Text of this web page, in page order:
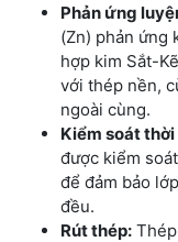
Phản ứng
(Zn) phản ứng
hợp kim Sắt-
với thép nền,
ngoài cùng.
Kiểm soát
được kiểm
để đảm bảo
đều.
Rút thép: